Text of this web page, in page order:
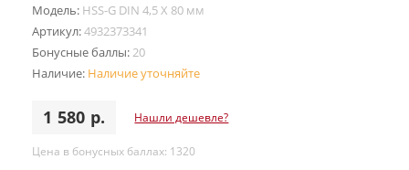
Модель: HSS-G DIN 4,5 X 80 мм
Артикул:4932373341
Бонусные баллы:20
Наличие: Наличие уточняйте
1 580 р. Нашли дешевле?
Цена в бонусных баллах: 1320